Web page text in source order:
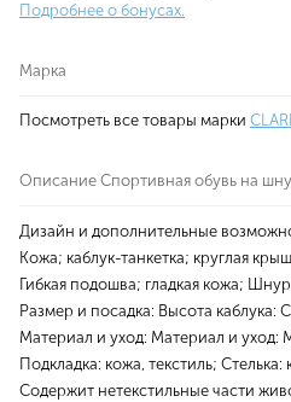
Подробнее о бонусах.
Марка
Посмотреть все товары марки
Описание Спортивная обувь на
Дизайн и дополнительные
Кожа; каблук-танкетка; круглая
Гибкая подошва; гладкая кожа;
Размер и посадка: Высота каблука:
Материал и уход: Материал и уход:
Подкладка: кожа, текстиль;
Содержит нетекстильные части